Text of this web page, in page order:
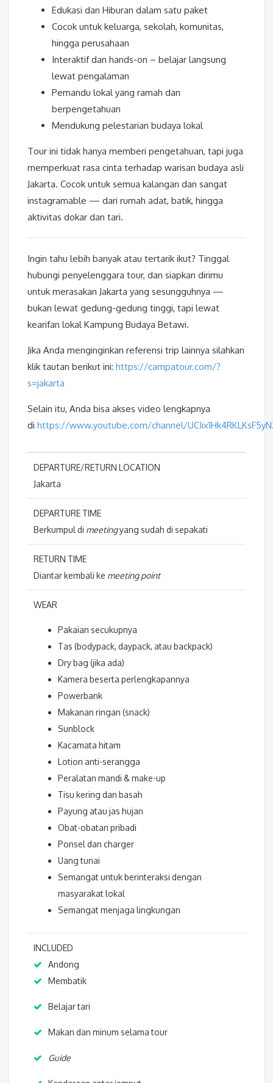
Edukasi dan Hiburan dalam satu paket
Cocok untuk keluarga, sekolah, komunitas,
hingga perusahaan
Interaktif dan hands-on – belajar langsung
lewat pengalaman
Pemandu lokal yang ramah dan
berpengetahuan
Mendukung pelestarian budaya lokal
Tour ini tidak hanya memberi pengetahuan, tapi juga
memperkuat rasa cinta terhadap warisan budaya asli
Jakarta. Cocok untuk semua kalangan dan sangat
instagramable — dari rumah adat, batik, hingga
aktivitas dokar dan tari.
Ingin tahu lebih banyak atau tertarik ikut? Tinggal
hubungi penyelenggara tour, dan siapkan dirimu
untuk merasakan Jakarta yang sesungguhnya —
bukan lewat gedung-gedung tinggi, tapi lewat
kearifan lokal Kampung Budaya Betawi.
Jika Anda menginginkan referensi trip lainnya silahkan
klik tautan berikut ini: https://campatour.com/?
s=jakarta
Selain itu, Anda bisa akses video lengkapnya
di https://www.youtube.com/channel/
DEPARTURE/RETURN LOCATION
Jakarta
DEPARTURE TIME
Berkumpul di meetingyang sudah di sepakati
RETURN TIME
Diantar kembali ke meeting point
WEAR
Pakaian secukupnya
Tas (bodypack, daypack, atau backpack)
Dry bag (jika ada)
Kamera beserta perlengkapannya
Powerbank
Makanan ringan (snack)
Sunblock
Kacamata hitam
Lotion anti-serangga
Peralatan mandi & make-up
Tisu kering dan basah
Payung atau jas hujan
Obat-obatan pribadi
Ponsel dan charger
Uang tunai
Semangat untuk berinteraksi dengan
masyarakat lokal
Semangat menjaga lingkungan
INCLUDED
Andong
Membatik
Belajar tari
Makan dan minum selama tour
Guide